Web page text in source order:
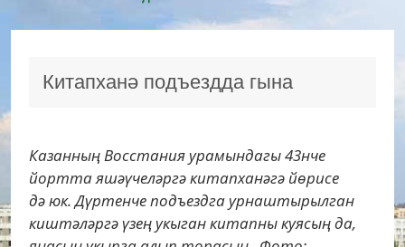
Китапханә подъездда гына
Казанның Восстания урамындагы 43нче
йортта яшәүчеләргә китапханәгә йөрисе
дә юк. Дүртенче подъездга урнаштырылган
киштәләргә үзең укыган китапны куясың да,